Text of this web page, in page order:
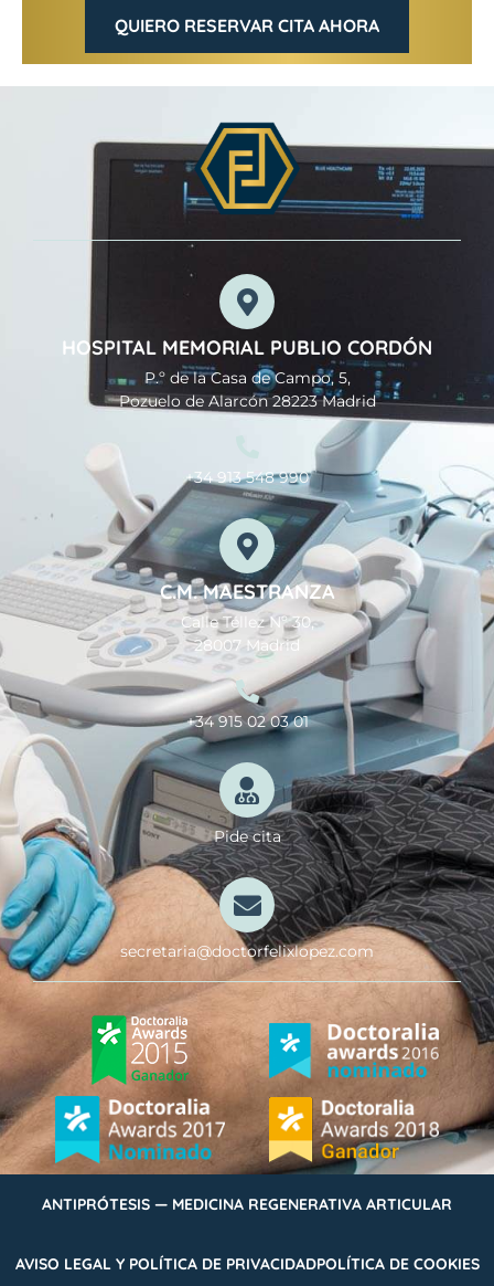
QUIERO RESERVAR CITA AHORA
HOSPITAL MEMORIAL PUBLIO CORDÓN
P.º de la Casa de Campo, 5,
Pozuelo de Alarcón 28223 Madrid
+34 913 548 990
C.M. MAESTRANZA
Calle Téllez Nº 30,
28007 Madrid
+34 915 02 03 01
Pide cita
secretaria@doctorfelixlopez.com
ANTIPRÓTESIS — MEDICINA REGENERATIVA ARTICULAR
AVISO LEGAL Y POLÍTICA DE PRIVACIDADPOLÍTICA DE COOKIES